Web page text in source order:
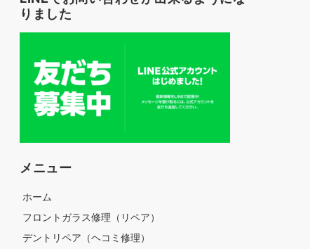
りました
メニュー
ホーム
フロントガラス修理（リペア）
デントリペア（ヘコミ修理）